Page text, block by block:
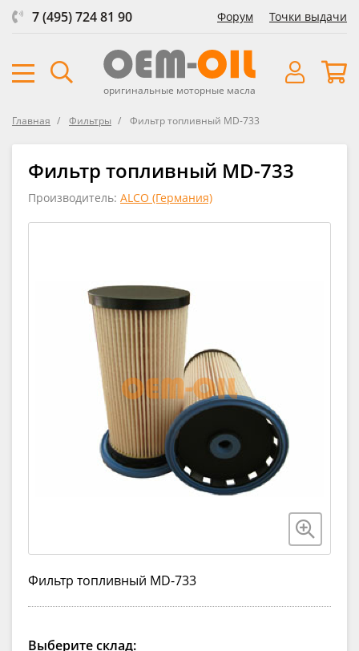
7 (495) 724 81 90 Форум Точки выдачи
оригинальные моторные масла
Главная Фильтры Фильтр топливный MD-733
Фильтр топливный MD-733
Производитель: ALCO (Германия)
Фильтр топливный MD-733
Выберите склад: